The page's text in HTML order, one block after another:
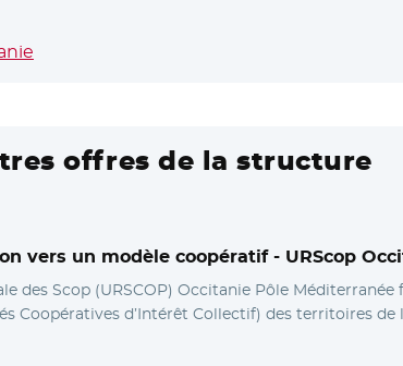
offres de la structure
vers un modèle coopératif - URScop
des Scop (URSCOP) Occitanie Pôle
Coopératives d’Intérêt Collectif) des territoires de